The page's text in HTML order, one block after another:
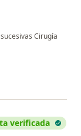
Cirugía
verificada